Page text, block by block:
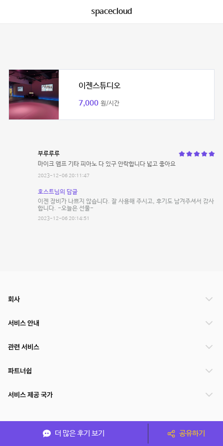
spacecloud
이젠스튜디오
7,000 원/시간
부루루루
마이크 앰프 기타 피아노 다 있구 안락합니다 넓고 좋아요
2023-12-06 20:11:47
호스트님의 답글
이젠 장비가 나쁘지 않습니다. 잘 사용해 주시고, 후기도 남겨주셔서 감사
합니다. -오늘은 선물-
2023-12-06 20:14:51
더 많은 후기 보기 공유하기
회사
서비스 안내
관련 서비스
파트너쉽
서비스 제공 국가
(주)NSPACE 사업자정보